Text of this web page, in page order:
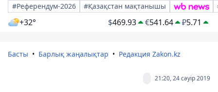
#Референдум-2026
#Қазақстан мақтанышы
+32° $469.93 €541.64 ₽5.71
Басты Барлық жаңалықтар Редакция Zakon.kz
21:20, 24 сәуір 2019